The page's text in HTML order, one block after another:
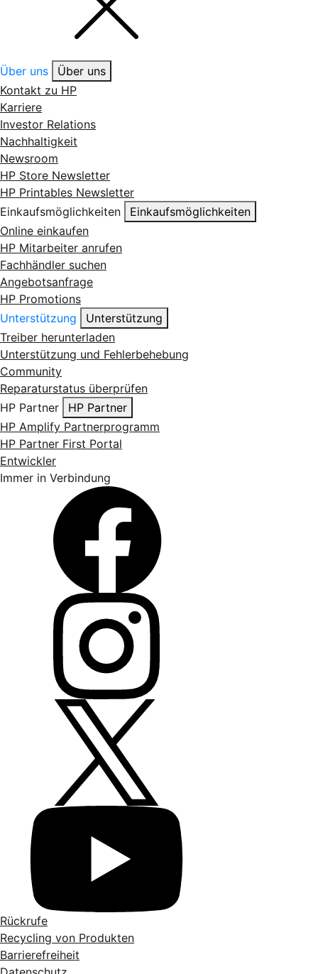
Über uns
Über uns
Kontakt zu HP
Karriere
Investor Relations
Nachhaltigkeit
Newsroom
HP Store Newsletter
HP Printables Newsletter
Einkaufsmöglichkeiten
Einkaufsmöglichkeiten
Online einkaufen
HP Mitarbeiter anrufen
Fachhändler suchen
Angebotsanfrage
HP Promotions
Unterstützung
Unterstützung
Treiber herunterladen
Unterstützung und Fehlerbehebung
Community
Reparaturstatus überprüfen
HP Partner
HP Partner
HP Amplify Partnerprogramm
HP Partner First Portal
Entwickler
Immer in Verbindung
Rückrufe
Recycling von Produkten
Barrierefreiheit